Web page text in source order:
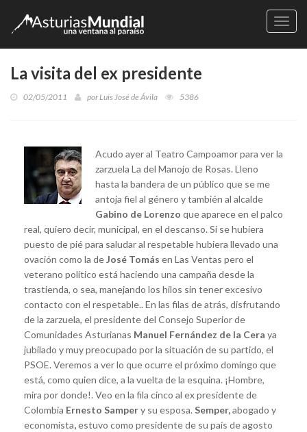
La visita del ex presidente
02/05/2011 porLuis José de Ávila 5386
Acudo ayer al Teatro Campoamor para ver la
zarzuela La del Manojo de Rosas. Lleno
hasta la bandera de un público que se me
antoja fiel al género y también al alcalde
Gabino de Lorenzo que aparece en el palco
real, quiero decir, municipal, en el descanso. Si se hubiera
puesto de pié para saludar al respetable hubiera llevado una
ovación como la deJosé Tomás en Las Ventas pero el
veterano político está haciendo una campaña desde la
trastienda, o sea, manejando los hilos sin tener excesivo
contacto con el respetable.. En las filas de atrás, disfrutando
de la zarzuela, el presidente del Consejo Superior de
Comunidades Asturianas Manuel Fernández de la Cera ya
jubilado y muy preocupado por la situación de su partido, el
PSOE. Veremos a ver lo que ocurre el próximo domingo que
está, como quien dice, a la vuelta de la esquina. ¡Hombre,
mira por donde!. Veo en la fila cinco al ex presidente de
Colombia Ernesto Sampery su esposa. Semper,abogado y
economista,estuvo como presidente de su país de agosto